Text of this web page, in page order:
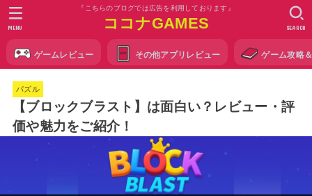
『こちらのブログでは広告を利用しております』
ココナGAMES
ゲームレビュー その他アプリレビュー ゲーム攻略
SEARCH
MENU
パズル
【ブロックブラスト】は面白い？レビュー・評
価や魅力をご紹介！